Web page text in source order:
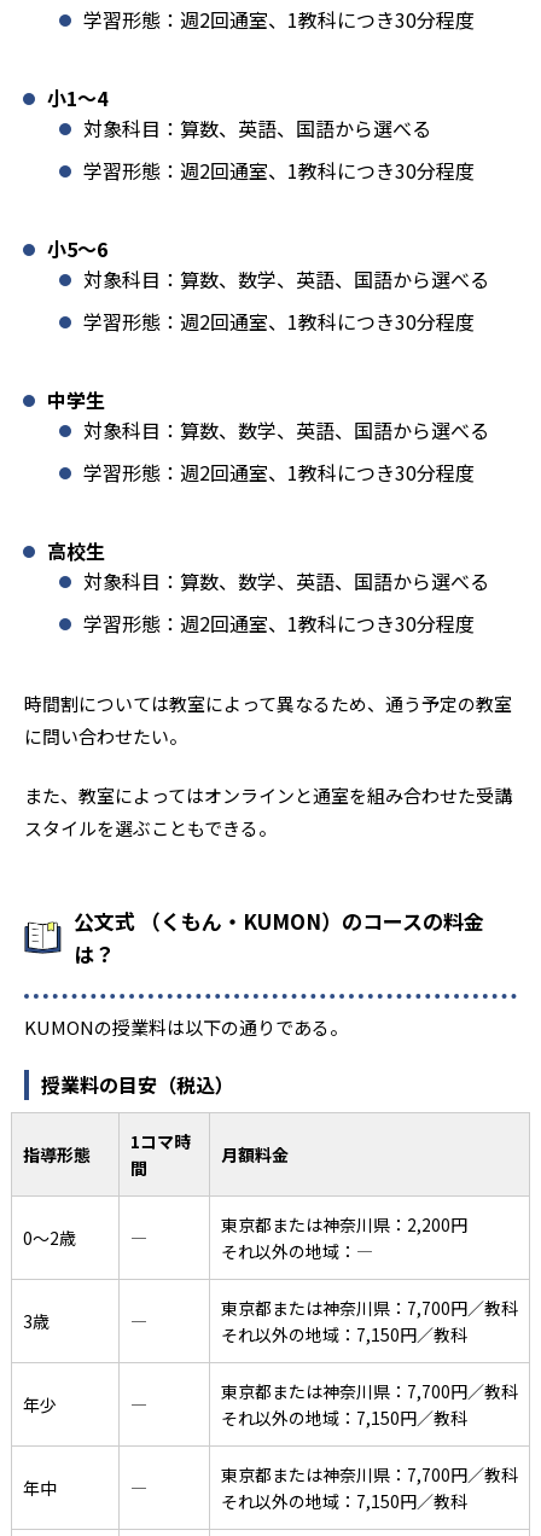
学習形態：週2回通室、1教科につき30分程度
小1️〜4
対象科目：算数、英語、国語から選べる
学習形態：週2回通室、1教科につき30分程度
小5〜6
対象科目：算数、数学、英語、国語から選べる
学習形態：週2回通室、1教科につき30分程度
中学生
対象科目：算数、数学、英語、国語から選べる
学習形態：週2回通室、1教科につき30分程度
高校生
対象科目：算数、数学、英語、国語から選べる
学習形態：週2回通室、1教科につき30分程度
時間割については教室によって異なるため、通う予定の教室
に問い合わせたい。
また、教室によってはオンラインと通室を組み合わせた受講
スタイルを選ぶこともできる。
公文式 （くもん・KUMON）のコースの料金
は？
KUMONの授業料は以下の通りである。
授業料の目安（税込）
指導形態
1コマ時
間
月額料金
0〜2歳 ―
東京都または神奈川県：2,200円
それ以外の地域：―
3歳 ―
東京都または神奈川県：7,700円／教科
それ以外の地域：7,150円／教科
年少 ―
東京都または神奈川県：7,700円／教科
それ以外の地域：7,150円／教科
年中 ―
東京都または神奈川県：7,700円／教科
それ以外の地域：7,150円／教科